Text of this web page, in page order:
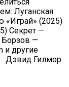
Луганская
«Играй» (2025)
Секрет —
Борзов —
и другие
Дэвид Гилмор